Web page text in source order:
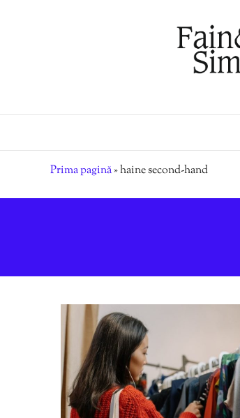
Prima pagină»haine second-hand